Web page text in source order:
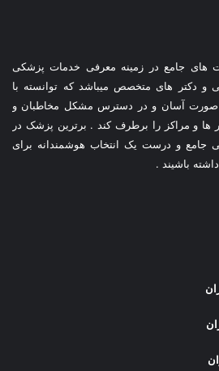
های جامع در زمینه معرفی خدمات پزشکی
و دکتر های متخصص میباشد که توانسته با
صورت آسان و در دسترس مشکل مخاطبان و
ها و مراکز را برطرف کند . برترین پزشک در
جامع و درست یک انتخاب هوشمندانه برای
باشیند .